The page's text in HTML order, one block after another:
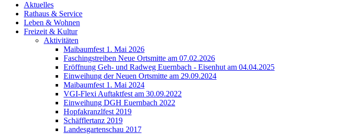
Aktuelles
Rathaus & Service
Leben & Wohnen
Freizeit & Kultur
Aktivitäten
Maibaumfest 1. Mai 2026
Faschingstreiben Neue Ortsmitte am 07.02.2026
Eröffnung Geh- und Radweg Euernbach - Eisenhut am 04.04.2025
Einweihung der Neuen Ortsmitte am 29.09.2024
Maibaumfest 1. Mai 2024
VGI-Flexi Auftaktfest am 30.09.2022
Einweihung DGH Euernbach 2022
Hopfakranzlfest 2019
Schäfflertanz 2019
Landesgartenschau 2017